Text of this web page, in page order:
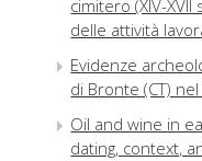
cimitero (XIV-
delle attività
Evidenze
di Bronte (CT)
Oil and wine in
dating, context,